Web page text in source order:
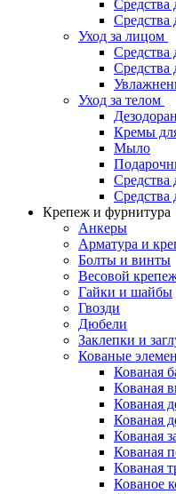
Средства
Средства
Уход за лицом
Средства
Средства
Уход за телом
Кремы
Мыло
Средства
Средства
Крепеж и фурнитура
Анкеры
Арматура и
Болты и винты
Весовой
Гайки и шайбы
Гвозди
Дюбели
Заклепки и
Кованые
Кованая
Кованая
Кованая
Кованая
Кованая
Кованая
Кованая
Кованое